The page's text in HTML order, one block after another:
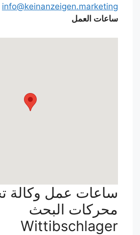
info@keinanzeigen.marketing
ساعات العمل
ساعات عمل وكالة
محركات البحث
Wittibschlager